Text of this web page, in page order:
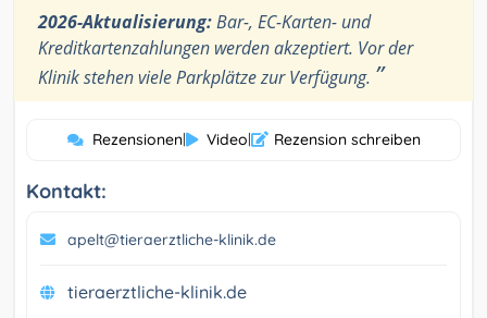
2026-Aktualisierung:Bar-, EC-Karten- und
Kreditkartenzahlungen werden akzeptiert. Vor der
Klinik stehen viele Parkplätze zur Verfügung. ”
Rezensionen| Video| Rezension schreiben
Kontakt:
apelt@tieraerztliche-klinik.de
tieraerztliche-klinik.de